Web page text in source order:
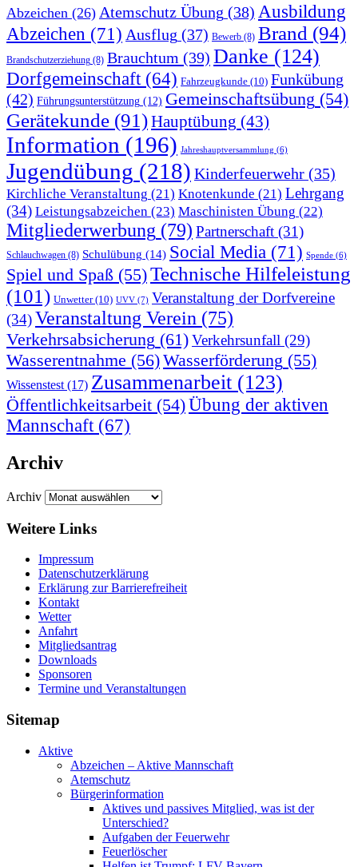
Abzeichen (26) Atemschutz Übung (38) Ausbildung
Abzeichen (71) Ausflug (37) Bewerb (8) Brand (94)
Brandschutzerziehung (8) Brauchtum (39) Danke (124)
Dorfgemeinschaft(64) Fahrzeugkunde (10) Funkübung
(42) Führungsunterstützung (12) Gemeinschaftsübung (54)
Gerätekunde (91)Hauptübung (43)
Information (196) Jahreshauptversammlung (6)
Jugendübung (218) Kinderfeuerwehr (35)
Kirchliche Veranstaltung (21) Knotenkunde (21) Lehrgang
(34) Leistungsabzeichen (23) Maschinisten Übung (22)
Mitgliederwerbung (79) Partnerschaft (31)
Schlauchwagen (8) Schulübung (14) Social Media (71) Spende (6)
Spiel und Spaß (55)Technische Hilfeleistung
(101) Unwetter(10) UVV (7) Veranstaltung der Dorfvereine
(34)Veranstaltung Verein (75)
Verkehrsabsicherung (61)Verkehrsunfall (29)
Wasserentnahme (56)Wasserförderung (55)
Wissenstest (17) Zusammenarbeit (123)
Öffentlichkeitsarbeit (54)Übung der aktiven
Mannschaft(67)
Archiv
Archiv
Weitere Links
Impressum
Datenschutzerklärung
Erklärung zur Barriere­frei­heit
Kontakt
Wetter
Anfahrt
Mitgliedsantrag
Downloads
Sponsoren
Termine und Veranstaltungen
Sitemap
Aktive
Abzeichen – Aktive Mannschaft
Atemschutz
Bürgerinformation
Aktives und passives Mitglied, was ist der
Unterschied?
Aufgaben der Feuerwehr
Feuerlöscher